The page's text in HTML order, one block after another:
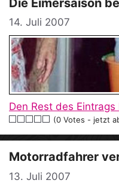
14. Juli 2007
Den Rest des Eintrags
(0 Votes - jetzt
Motorradfahrer
13. Juli 2007